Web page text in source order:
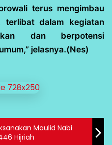
terus mengimbau
terlibat dalam kegiatan
dan berpotensi
jelasnya.(Nes)
Maulid Nabi
Hijriah